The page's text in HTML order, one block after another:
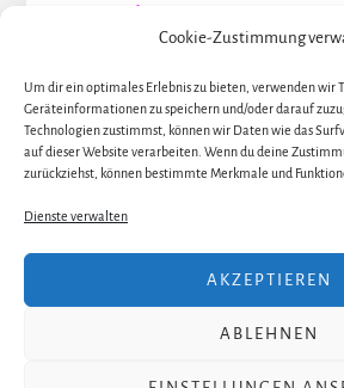
Cookie-Zustimmung
Um dir ein optimales Erlebnis zu bieten, verwenden wir
Geräteinformationen zu speichern und/oder darauf
Technologien zustimmst, können wir Daten wie das
auf dieser Website verarbeiten. Wenn du deine
zurückziehst, können bestimmte Merkmale und
Dienste verwalten
AKZEPTIEREN
ABLEHNEN
Dirie Weltpremiere
ALLE THEATER UND
ALLE MUSICALS / STÜCKE
Copyright 2017–2024 · Julia Stöhr-